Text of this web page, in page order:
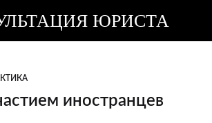
ЮРИСТА
иностранцев